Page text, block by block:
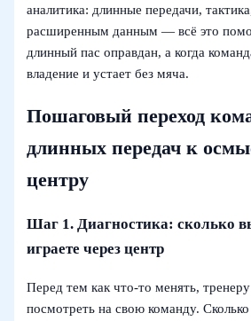
аналитика: длинные передачи,
расширенным данным — всё это
длинный пас оправдан, а когда
владение и устает без мяча.
Пошаговый переход
длинных передач к
центру
Шаг 1. Диагностика: сколько
играете через центр
Перед тем как что‑то менять,
посмотреть на свою команду.